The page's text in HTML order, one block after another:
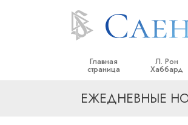
Главная
страница
Л. Рон
Хаббард
ЕЖЕДНЕВНЫЕ